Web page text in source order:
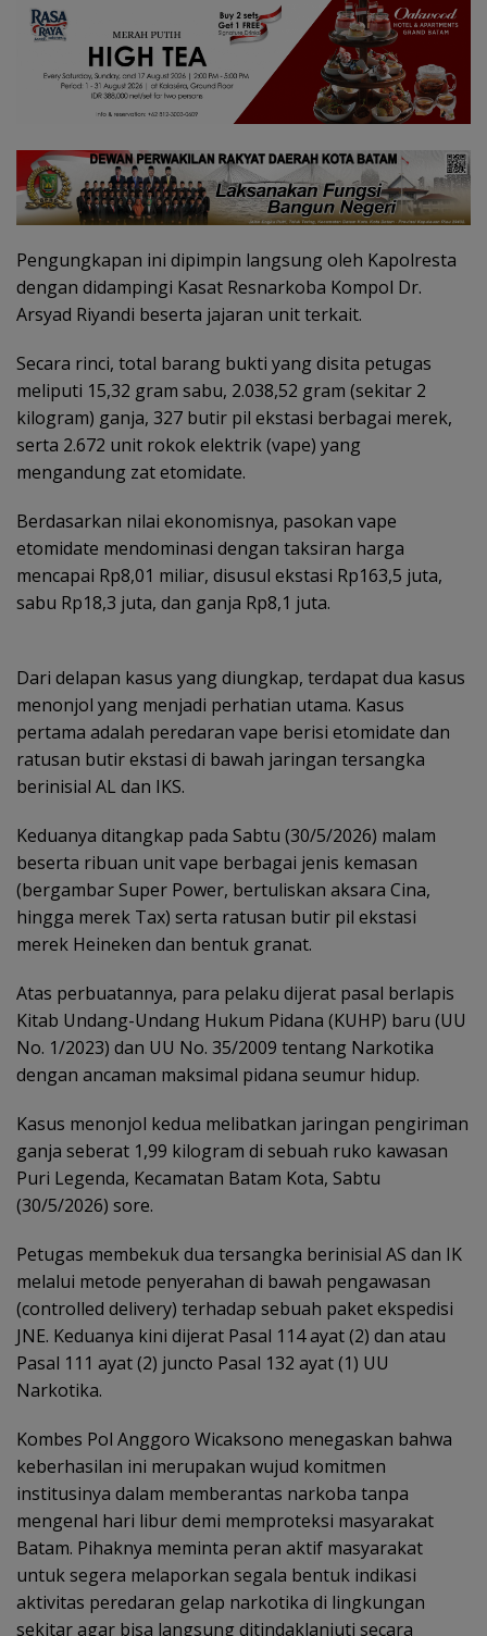
Pengungkapan ini dipimpin langsung oleh Kapolresta
dengan didampingi Kasat Resnarkoba Kompol Dr.
Arsyad Riyandi beserta jajaran unit terkait.
Secara rinci, total barang bukti yang disita petugas
meliputi 15,32 gram sabu, 2.038,52 gram (sekitar 2
kilogram) ganja, 327 butir pil ekstasi berbagai merek,
serta 2.672 unit rokok elektrik (vape) yang
mengandung zat etomidate.
Berdasarkan nilai ekonomisnya, pasokan vape
etomidate mendominasi dengan taksiran harga
mencapai Rp8,01 miliar, disusul ekstasi Rp163,5 juta,
sabu Rp18,3 juta, dan ganja Rp8,1 juta.
Dari delapan kasus yang diungkap, terdapat dua kasus
menonjol yang menjadi perhatian utama. Kasus
pertama adalah peredaran vape berisi etomidate dan
ratusan butir ekstasi di bawah jaringan tersangka
berinisial AL dan IKS.
Keduanya ditangkap pada Sabtu (30/5/2026) malam
beserta ribuan unit vape berbagai jenis kemasan
(bergambar Super Power, bertuliskan aksara Cina,
hingga merek Tax) serta ratusan butir pil ekstasi
merek Heineken dan bentuk granat.
Atas perbuatannya, para pelaku dijerat pasal berlapis
Kitab Undang-Undang Hukum Pidana (KUHP) baru (UU
No. 1/2023) dan UU No. 35/2009 tentang Narkotika
dengan ancaman maksimal pidana seumur hidup.
Kasus menonjol kedua melibatkan jaringan pengiriman
ganja seberat 1,99 kilogram di sebuah ruko kawasan
Puri Legenda, Kecamatan Batam Kota, Sabtu
(30/5/2026) sore.
Petugas membekuk dua tersangka berinisial AS dan IK
melalui metode penyerahan di bawah pengawasan
(controlled delivery) terhadap sebuah paket ekspedisi
JNE. Keduanya kini dijerat Pasal 114 ayat (2) dan atau
Pasal 111 ayat (2) juncto Pasal 132 ayat (1) UU
Narkotika.
Kombes Pol Anggoro Wicaksono menegaskan bahwa
keberhasilan ini merupakan wujud komitmen
institusinya dalam memberantas narkoba tanpa
mengenal hari libur demi memproteksi masyarakat
Batam. Pihaknya meminta peran aktif masyarakat
untuk segera melaporkan segala bentuk indikasi
aktivitas peredaran gelap narkotika di lingkungan
sekitar agar bisa langsung ditindaklanjuti secara